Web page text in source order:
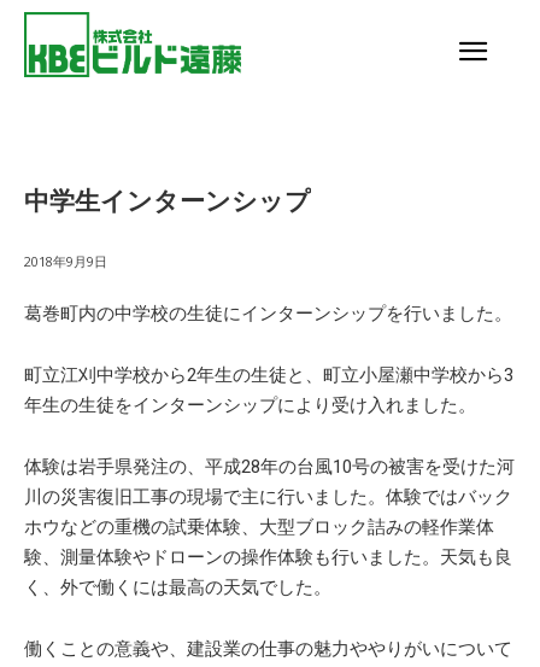
中学生インターンシップ
2018年9月9日
葛巻町内の中学校の生徒にインターンシップを行いました。
町立江刈中学校から2年生の生徒と、町立小屋瀬中学校から3
年生の生徒をインターンシップにより受け入れました。
体験は岩手県発注の、平成28年の台風10号の被害を受けた河
川の災害復旧工事の現場で主に行いました。体験ではバック
ホウなどの重機の試乗体験、大型ブロック詰みの軽作業体
験、測量体験やドローンの操作体験も行いました。天気も良
く、外で働くには最高の天気でした。
働くことの意義や、建設業の仕事の魅力ややりがいについて